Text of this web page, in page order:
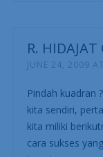
R. HIDAJAT
JUNE 24, 2009
Pindah kuadran
kita sendiri,
kita miliki
cara sukses